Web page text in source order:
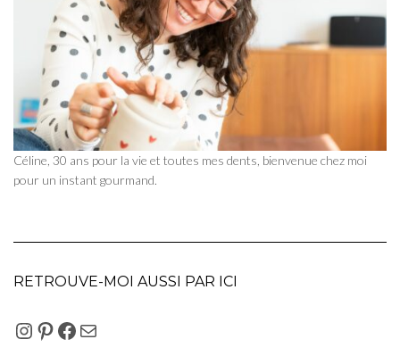
Céline, 30 ans pour la vie et toutes mes dents, bienvenue chez moi
pour un instant gourmand.
RETROUVE-MOI AUSSI PAR ICI
INSTAGRAM
PINTEREST
FACEBOOK
E-MAIL